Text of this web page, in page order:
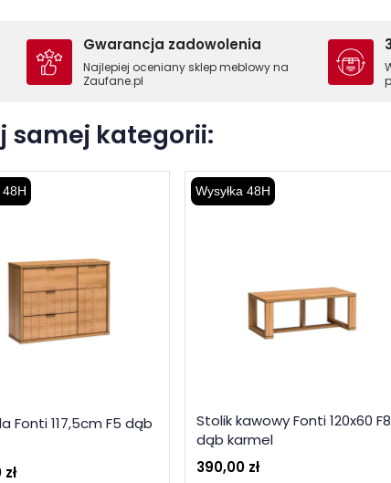
Gwarancja zadowolenia
Najlepiej oceniany sklep meblowy na
Zaufane.pl
samej kategorii:
48H
Fonti 117,5cm F5 dąb
Wysyłka 48H
Stolik kawowy Fonti 120x60 F8
dąb karmel
390,00 zł